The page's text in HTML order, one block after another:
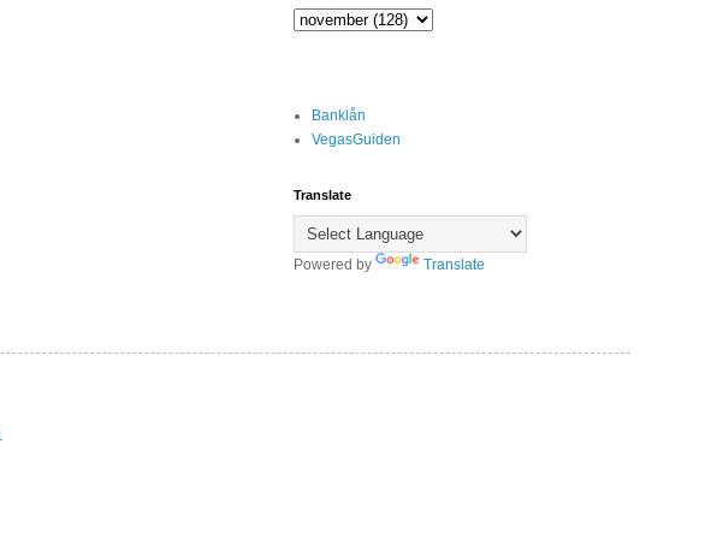
Banklån
VegasGuiden
Translate
Powered by Translate
.